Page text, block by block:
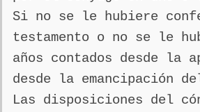
Si no se le hubiere
testamento o no se le
años contados desde la
desde la emancipación
Las disposiciones del